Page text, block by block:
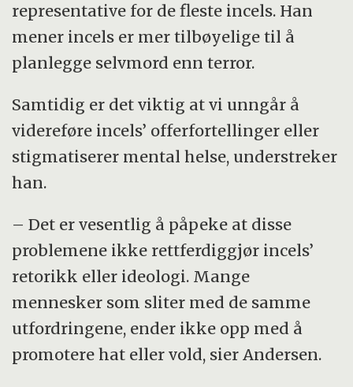
representative for de fleste incels. Han
mener incels er mer tilbøyelige til å
planlegge selvmord enn terror.
Samtidig er det viktig at vi unngår å
videreføre incels’ offerfortellinger eller
stigmatiserer mental helse, understreker
han.
– Det er vesentlig å påpeke at disse
problemene ikke rettferdiggjør incels’
retorikk eller ideologi. Mange
mennesker som sliter med de samme
utfordringene, ender ikke opp med å
promotere hat eller vold, sier Andersen.